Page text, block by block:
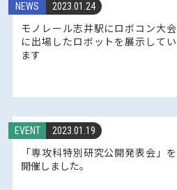
2023.01.24
NEWS
モノレール志井駅にロボコン大会
に出場したロボットを展示してい
ます
2023.01.19
EVENT
「専攻科特別研究公開発表会」を
開催しました。